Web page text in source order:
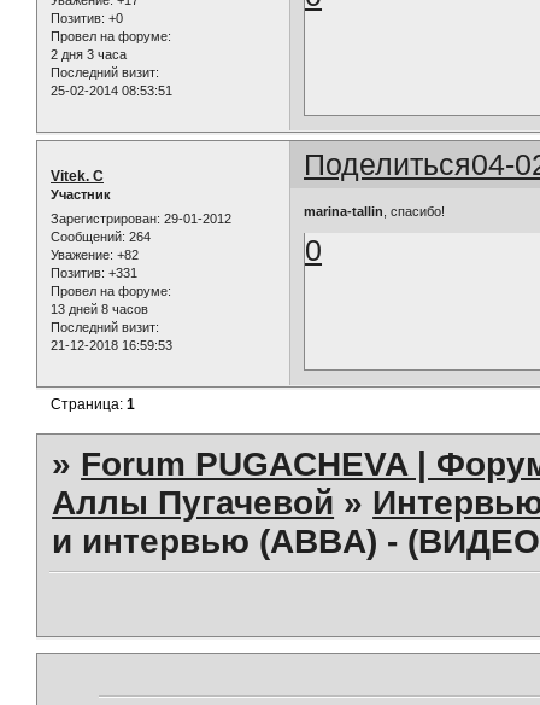
Позитив: +0
Провел на форуме:
2 дня 3 часа
Последний визит:
25-02-2014 08:53:51
Поделиться04-
Vitek. C
Участник
Зарегистрирован: 29-01-2012
Сообщений: 264
Уважение: +82
Позитив: +331
Провел на форуме:
13 дней 8 часов
Последний визит:
21-12-2018 16:59:53
marina-tallin , спасибо!
0
Страница:1
» Forum PUGACHEVA |
Аллы Пугачевой »
и интервью (ABBA) -